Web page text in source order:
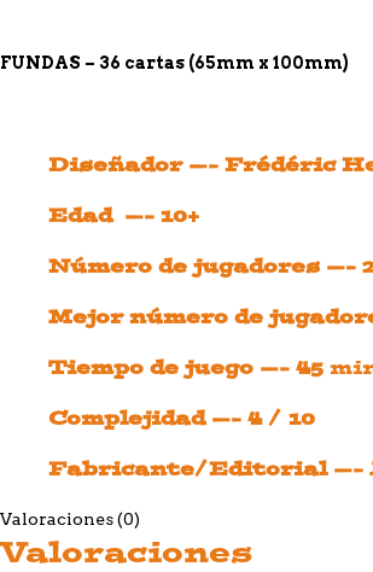
FUNDAS – 36 cartas (65mm x 100mm)
Diseñador —- Frédéric
Edad —- 10+
Número de jugadores —-
Mejor número de
Tiempo de juego —- 45
Complejidad —- 4 / 10
Fabricante/Editorial —-
Valoraciones (0)
Valoraciones